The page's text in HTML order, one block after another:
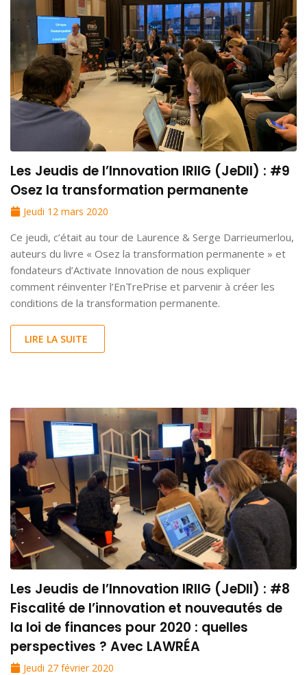
Les Jeudis de l’Innovation IRIIG (JeDII) : #9
Osez la transformation permanente
Jeudi 12 mars 2020
Ce jeudi, c’était au tour de Laurence & Serge Darrieumerlou,
auteurs du livre « Osez la transformation permanente » et
fondateurs d’Activate Innovation de nous expliquer
comment réinventer l’EnTrePrise et parvenir à créer les
conditions de la transformation permanente.
LIRE LA SUITE
Les Jeudis de l’Innovation IRIIG (JeDII) : #8
Fiscalité de l’innovation et nouveautés de
la loi de finances pour 2020 : quelles
perspectives ? Avec LAWRÉA
Jeudi 27 février 2020